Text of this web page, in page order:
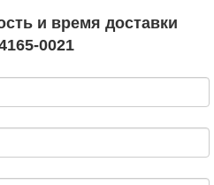
и время доставки
0021